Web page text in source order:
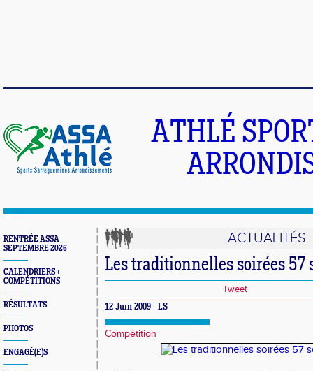
ATHLÉ
RENTRÉE ASSA
SEPTEMBRE 2026
CALENDRIERS +
COMPÉTITIONS
RÉSULTATS
PHOTOS
ENGAGÉ(E)S
ACTUALITÉS
Les traditionnelles soirées 57
Tweet
12 Juin 2009 - LS
Compétition